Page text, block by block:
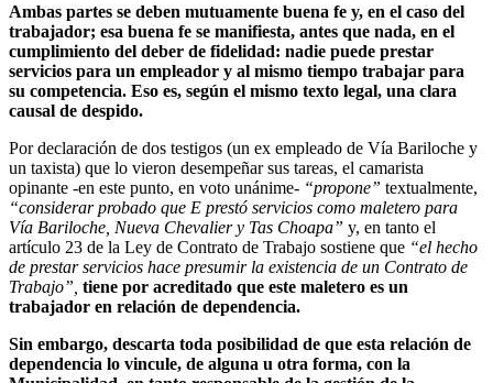
Ambas partes se deben mutuamente buena fe y, en el caso del
trabajador; esa buena fe se manifiesta, antes que nada, en el
cumplimiento del deber de fidelidad: nadie puede prestar
servicios para un empleador y al mismo tiempo trabajar para
su competencia. Eso es, según el mismo texto legal, una clara
causal de despido.
Por declaración de dos testigos (un ex empleado de Vía Bariloche y
un taxista) que lo vieron desempeñar sus tareas, el camarista
opinante -en este punto, en voto unánime- “propone” textualmente,
“considerar probado que E prestó servicios como maletero para
Vía Bariloche, Nueva Chevalier y Tas Choapa” y, en tanto el
artículo 23 de la Ley de Contrato de Trabajo sostiene que “el hecho
de prestar servicios hace presumir la existencia de un Contrato de
Trabajo”, tiene por acreditado que este maletero es un
trabajador en relación de dependencia.
Sin embargo, descarta toda posibilidad de que esta relación de
dependencia lo vincule, de alguna u otra forma, con la